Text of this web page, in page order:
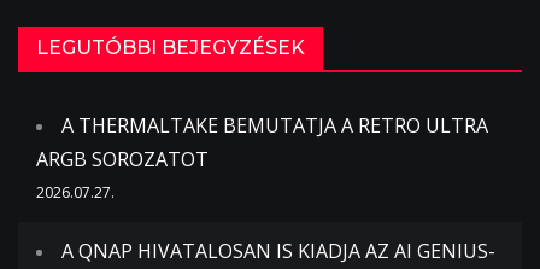
LEGUTÓBBI BEJEGYZÉSEK
A THERMALTAKE BEMUTATJA A RETRO ULTRA
ARGB SOROZATOT
2026.07.27.
A QNAP HIVATALOSAN IS KIADJA AZ AI GENIUS-